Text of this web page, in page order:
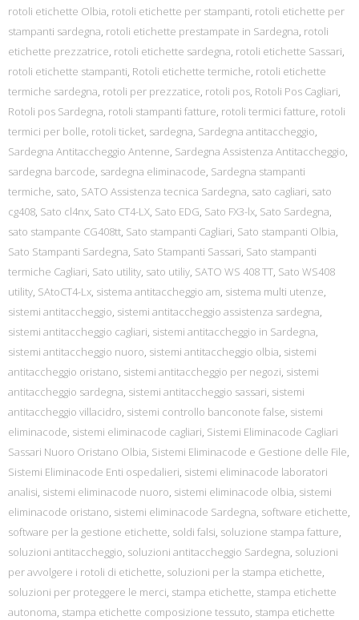
rotoli etichette Olbia, rotoli etichette per stampanti, rotoli etichette per
stampanti sardegna, rotoli etichette prestampate in Sardegna, rotoli
etichette prezzatrice, rotoli etichette sardegna, rotoli etichette Sassari,
rotoli etichette stampanti, Rotoli etichette termiche, rotoli etichette
termiche sardegna, rotoli per prezzatice, rotoli pos, Rotoli Pos Cagliari,
Rotoli pos Sardegna, rotoli stampanti fatture, rotoli termici fatture, rotoli
termici per bolle, rotoli ticket, sardegna, Sardegna antitaccheggio,
Sardegna Antitaccheggio Antenne, Sardegna Assistenza Antitaccheggio,
sardegna barcode, sardegna eliminacode, Sardegna stampanti
termiche, sato, SATO Assistenza tecnica Sardegna, sato cagliari, sato
cg408, Sato cl4nx, Sato CT4-LX, Sato EDG, Sato FX3-lx, Sato Sardegna,
sato stampante CG408tt, Sato stampanti Cagliari, Sato stampanti Olbia,
Sato Stampanti Sardegna, Sato Stampanti Sassari, Sato stampanti
termiche Cagliari, Sato utility, sato utiliy, SATO WS 408 TT, Sato WS408
utility, SAtoCT4-Lx, sistema antitaccheggio am, sistema multi utenze,
sistemi antitaccheggio, sistemi antitaccheggio assistenza sardegna,
sistemi antitaccheggio cagliari, sistemi antitaccheggio in Sardegna,
sistemi antitaccheggio nuoro, sistemi antitaccheggio olbia, sistemi
antitaccheggio oristano, sistemi antitaccheggio per negozi, sistemi
antitaccheggio sardegna, sistemi antitaccheggio sassari, sistemi
antitaccheggio villacidro, sistemi controllo banconote false, sistemi
eliminacode, sistemi eliminacode cagliari, Sistemi Eliminacode Cagliari
Sassari Nuoro Oristano Olbia, Sistemi Eliminacode e Gestione delle File,
Sistemi Eliminacode Enti ospedalieri, sistemi eliminacode laboratori
analisi, sistemi eliminacode nuoro, sistemi eliminacode olbia, sistemi
eliminacode oristano, sistemi eliminacode Sardegna, software etichette,
software per la gestione etichette, soldi falsi, soluzione stampa fatture,
soluzioni antitaccheggio, soluzioni antitaccheggio Sardegna, soluzioni
per avvolgere i rotoli di etichette, soluzioni per la stampa etichette,
soluzioni per proteggere le merci, stampa etichette, stampa etichette
autonoma, stampa etichette composizione tessuto, stampa etichette